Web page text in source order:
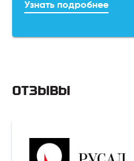
Узнать подробнее
ОТЗЫВЫ